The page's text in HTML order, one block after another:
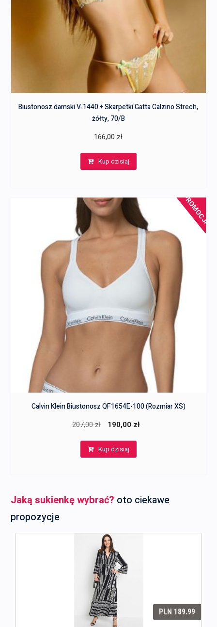
Biustonosz damski V-1440 + Skarpetki Gatta Calzino Strech,
żółty, 70/B
166,00 zł
Kup dzisiaj
PROMOCJA!
Calvin Klein Biustonosz QF1654E-100 (Rozmiar XS)
207,00zł
Pierwotna
wynosiła:
190,00 zł
Kup dzisiaj
Jaką sukienkę wybrać? oto ciekawe
propozycje